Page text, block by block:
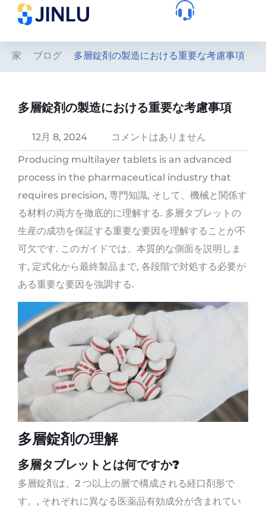
家 ブログ 多層錠剤の製造における重要な考慮事項
多層錠剤の製造における重要な考慮事項
12月 8, 2024
コメントはありません
Producing multilayer tablets is an advanced
process in the pharmaceutical industry that
requires precision, 専門知識, そして、機械と関係す
る材料の両方を徹底的に理解する. 多層タブレットの
生産の成功を保証する重要な要因を理解することが不
可欠です. このガイドでは、本質的な側面を説明しま
す, 定式化から最終製品まで, 各段階で対処する必要が
ある重要な要因を強調する.
多層錠剤の理解
多層タブレットとは何ですか?
多層錠剤は、2 つ以上の層で構成される経口剤形で
す。, それぞれに異なる医薬品有効成分が含まれてい